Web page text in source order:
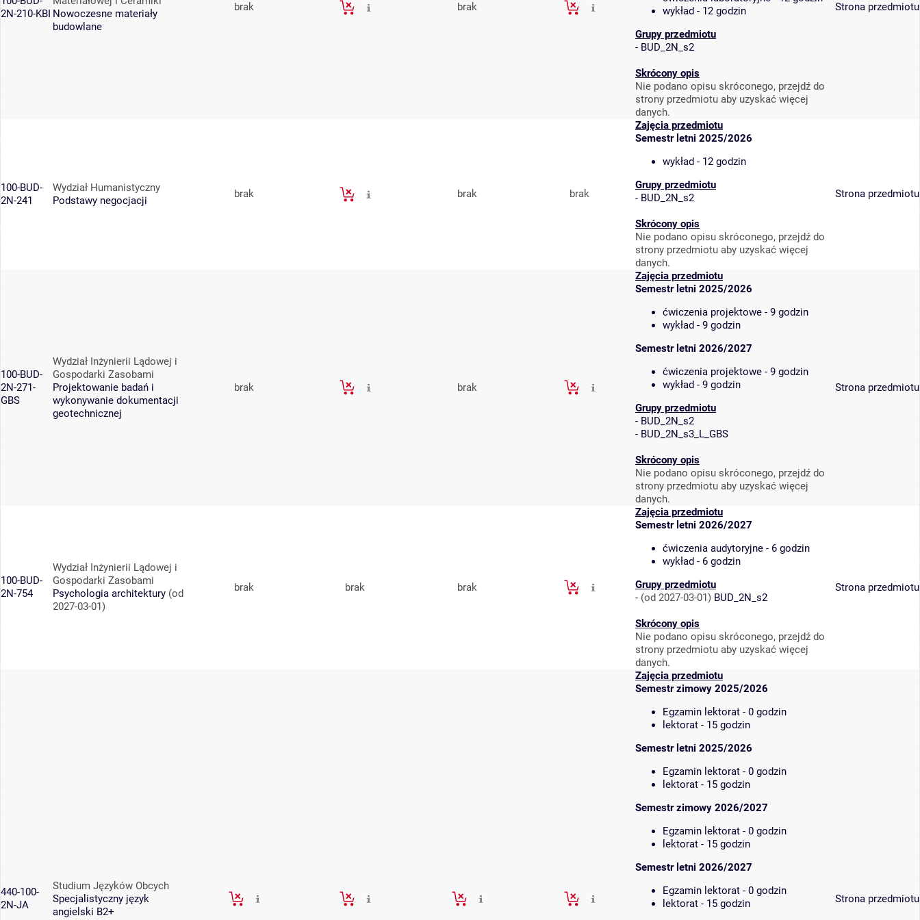
2N-210-KBI Nowoczesne materiały
budowlane
brak brak
wykład - 12 godzin
Grupy przedmiotu
- BUD_2N_s2
Skrócony opis
Nie podano opisu skróconego, przejdź do
strony przedmiotu aby uzyskać więcej
danych.
Strona przedmiotu
100-BUD-
2N-241
Wydział Humanistyczny
Podstawy negocjacji
brak brak brak
Zajęcia przedmiotu
Semestr letni 2025/2026
wykład - 12 godzin
Grupy przedmiotu
- BUD_2N_s2
Skrócony opis
Nie podano opisu skróconego, przejdź do
strony przedmiotu aby uzyskać więcej
danych.
Strona przedmiotu
100-BUD-
2N-271-
GBS
Wydział Inżynierii Lądowej i
Gospodarki Zasobami
Projektowanie badań i
wykonywanie dokumentacji
geotechnicznej
brak brak
Zajęcia przedmiotu
Semestr letni 2025/2026
ćwiczenia projektowe - 9 godzin
wykład - 9 godzin
Semestr letni 2026/2027
ćwiczenia projektowe - 9 godzin
wykład - 9 godzin
Grupy przedmiotu
- BUD_2N_s2
- BUD_2N_s3_L_GBS
Skrócony opis
Nie podano opisu skróconego, przejdź do
strony przedmiotu aby uzyskać więcej
danych.
Strona przedmiotu
100-BUD-
2N-754
Wydział Inżynierii Lądowej i
Gospodarki Zasobami
Psychologia architektury (od
2027-03-01)
brak brak brak
Zajęcia przedmiotu
Semestr letni 2026/2027
ćwiczenia audytoryjne - 6 godzin
wykład - 6 godzin
Grupy przedmiotu
- (od 2027-03-01) BUD_2N_s2
Skrócony opis
Nie podano opisu skróconego, przejdź do
strony przedmiotu aby uzyskać więcej
danych.
Strona przedmiotu
440-100-
2N-JA
Studium Języków Obcych
Specjalistyczny język
angielski B2+
Zajęcia przedmiotu
Semestr zimowy 2025/2026
Egzamin lektorat - 0 godzin
lektorat - 15 godzin
Semestr letni 2025/2026
Egzamin lektorat - 0 godzin
lektorat - 15 godzin
Semestr zimowy 2026/2027
Egzamin lektorat - 0 godzin
lektorat - 15 godzin
Semestr letni 2026/2027
Egzamin lektorat - 0 godzin
lektorat - 15 godzin
Strona przedmiotu